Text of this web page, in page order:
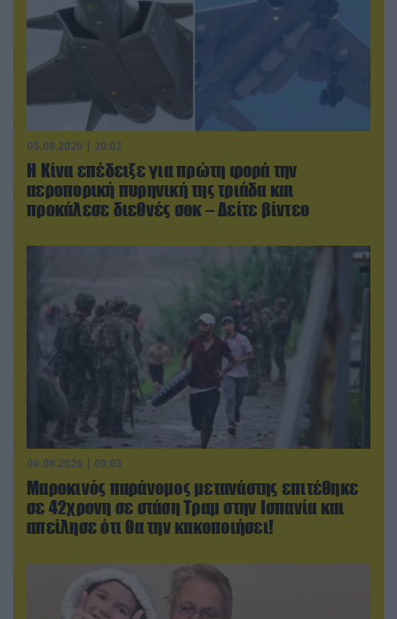
05.08.2026 | 20:02
Η Κίνα επέδειξε για πρώτη φορά την
αεροπορική πυρηνική της τριάδα και
προκάλεσε διεθνές σοκ – Δείτε βίντεο
06.08.2026 | 09:03
Μαροκινός παράνομος μετανάστης επιτέθηκε
σε 42χρονη σε στάση Τραμ στην Ισπανία και
απείλησε ότι θα την κακοποιήσει!